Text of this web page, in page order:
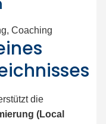
Coaching
die
(Local